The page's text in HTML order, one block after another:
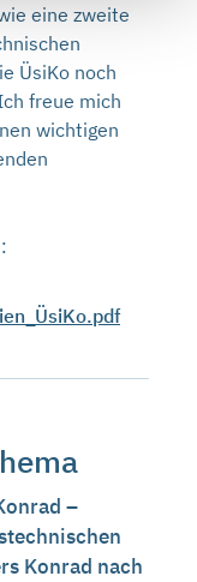
eine zweite
ÜsiKo noch
freue mich
wichtigen
–
Konrad nach